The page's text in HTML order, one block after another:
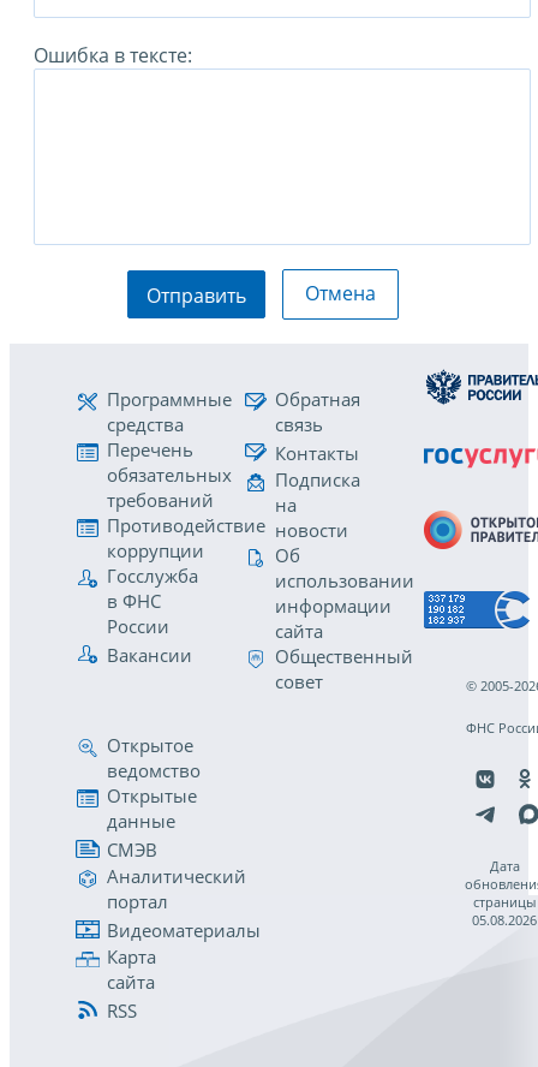
Ошибка в тексте:
Отправить Отмена
Программные
средства
Перечень
обязательных
требований
Противодействие
коррупции
Госслужба
в ФНС
России
Вакансии
Обратная
связь
Контакты
Подписка
на
новости
Об
использовании
информации
сайта
Общественный
совет
Открытое
ведомство
Открытые
данные
СМЭВ
Аналитический
портал
Видеоматериалы
Карта
сайта
RSS
© 2005-
ФНС
Дата
страницы
05.08.2026